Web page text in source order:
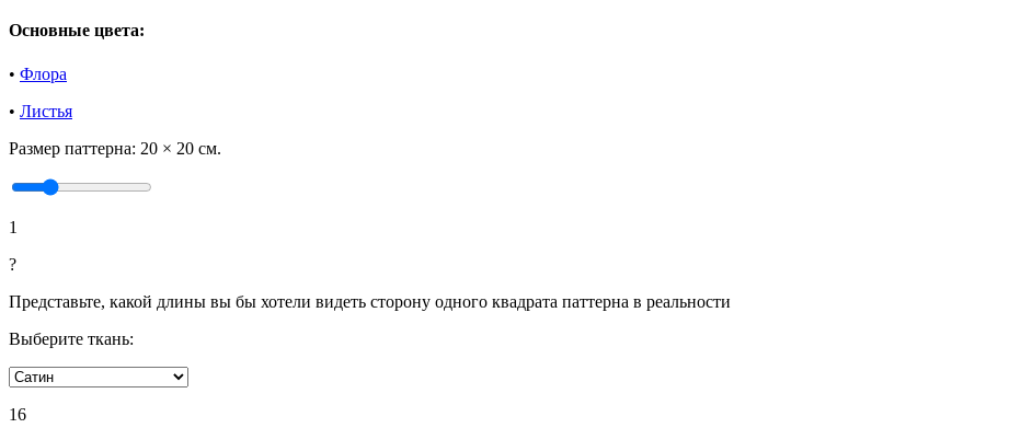
Основные цвета:
• Флора
• Листья
Размер паттерна: 20 × 20 см.
1
?
Представьте, какой длины вы бы хотели видеть сторону одного квадрата паттерна в реальности
Выберите ткань:
16